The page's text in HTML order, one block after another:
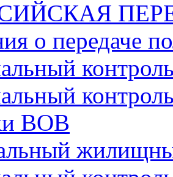
о передаче
контроль
ВОВ